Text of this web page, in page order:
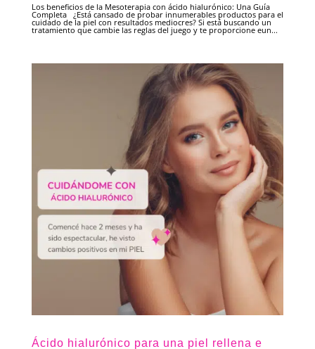
Los beneficios de la Mesoterapia con ácido hialurónico: Una Guía
Completa ¿Está cansado de probar innumerables productos para el
cuidado de la piel con resultados mediocres? Si está buscando un
tratamiento que cambie las reglas del juego y te proporcione eun...
Ácido hialurónico para una piel rellena e